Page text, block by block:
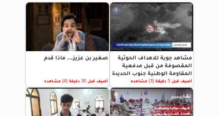
مشاهد جوية للاهداف الحوثية
المقصوفة من قبل مدفعية
المقاومة الوطنية جنوب الحديدة
أضيف قبل 5 دقيقة (3) مشاهده
صغير بن عزيز… ماذا قدم
أضيف قبل 30 دقيقة (4) مشاهده